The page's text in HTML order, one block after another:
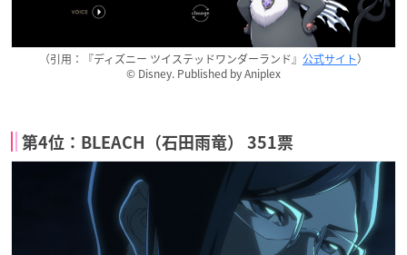
（引用：『ディズニー ツイステッドワンダーランド』 公式サイト）
© Disney. Published by Aniplex
第4位：BLEACH（石田雨竜） 351票